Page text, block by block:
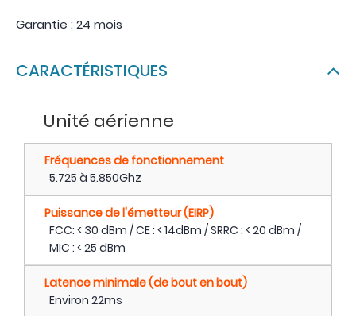
Garantie : 24 mois
CARACTÉRISTIQUES
Unité aérienne
Fréquences de fonctionnement
5.725 à 5.850Ghz
Puissance de l'émetteur (EIRP)
FCC: < 30 dBm / CE : < 14dBm / SRRC : < 20 dBm /
MIC : < 25 dBm
Latence minimale (de bout en bout)
Environ 22ms